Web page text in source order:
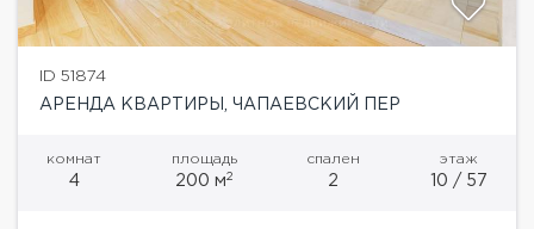
ID 51874
АРЕНДА КВАРТИРЫ, ЧАПАЕВСКИЙ ПЕР
комнат
4
площадь
200 м2
спален
2
этаж
10 / 57